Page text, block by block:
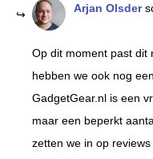
Arjan Olsder
Op dit moment past dit
hebben we ook nog
GadgetGear.nl is een
maar een beperkt
zetten we in op